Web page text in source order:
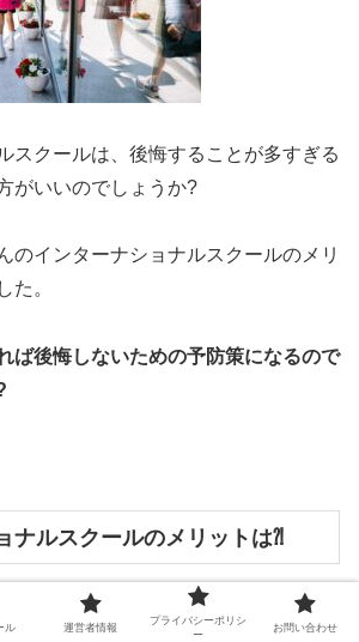
スクールは、後悔することが多すぎる
がいいのでしょうか?
のインターナショナルスクールのメリ
た。
ば後悔しないための予防策になるので
ナルスクールのメリットは⁈
スクールの後悔する点を紹介しました
ル 運営者情報
プライバシーポリシ
ー
お問い合わせ